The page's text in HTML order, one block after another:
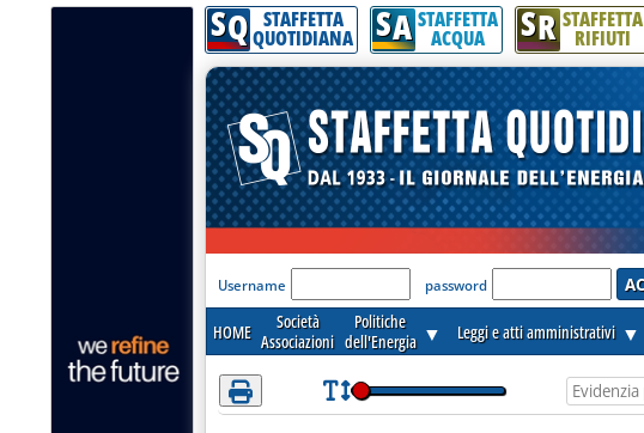
Attenzione! Esegui l'accesso per lèggere interamente la notizia.
SQ STAFFETTA
QUOTIDIANA SA STAFFETTA
ACQUA SR STAFFETTA
RIFIUTI
'Modulo Login per accedere'
Username password
HOME
Società
Associazioni
Politiche
dell'Energia ▼ Leggi e atti amministrativi ▼